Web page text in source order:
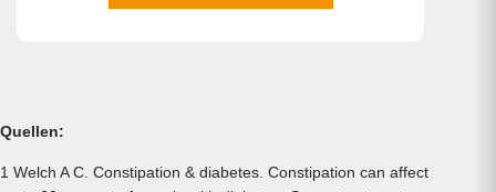
Quellen:
1 Welch A C. Constipation & diabetes. Constipation can affect